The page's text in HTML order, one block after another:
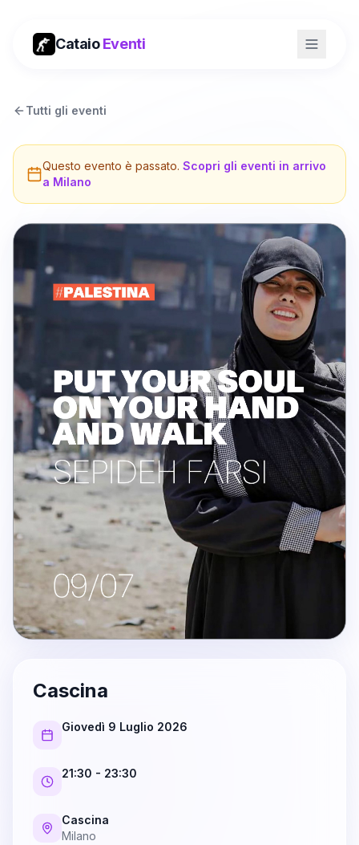
CataioEventi
Tutti gli eventi
Questo evento è passato. Scopri gli eventi in arrivo
a Milano
Cascina
Giovedì 9 Luglio 2026
21:30 - 23:30
Cascina
Milano